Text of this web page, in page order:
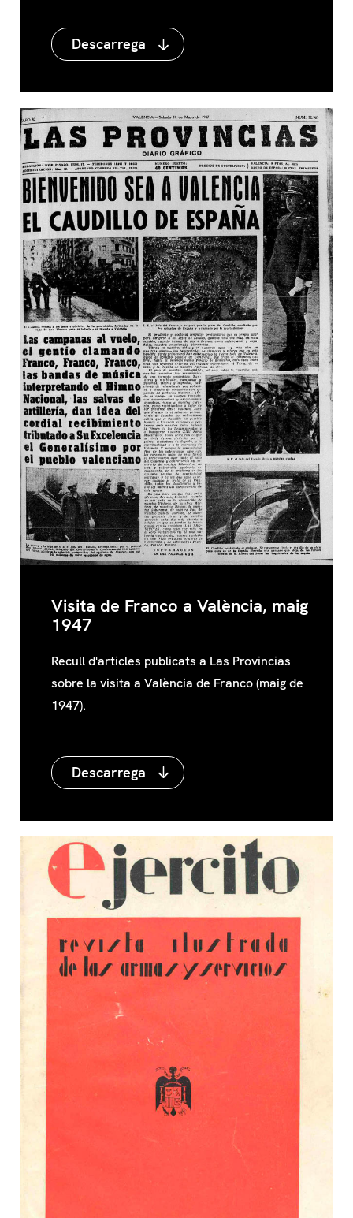
Descarrega
Visita de Franco a València, maig
1947
Recull d'articles publicats a Las Provincias
sobre la visita a València de Franco (maig de
1947).
Descarrega